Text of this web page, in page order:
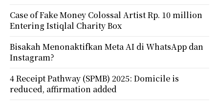
Case of Fake Money Colossal Artist Rp. 10 million
Entering Istiqlal Charity Box
Bisakah Menonaktifkan Meta AI di WhatsApp dan
Instagram?
4 Receipt Pathway (SPMB) 2025: Domicile is
reduced, affirmation added